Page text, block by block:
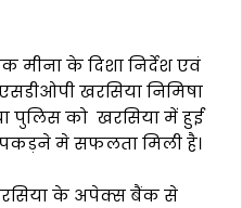
मीना के दिशा निर्देश एवं
खरसिया निमिषा
पुलिस को खरसिया में हुई
पकड़ने मे सफलता मिली है।
खरसिया के अपेक्स बैंक से